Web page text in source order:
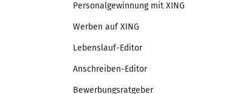
Personalgewinnung mit XING
Werben auf XING
Lebenslauf-Editor
Anschreiben-Editor
Bewerbungsratgeber